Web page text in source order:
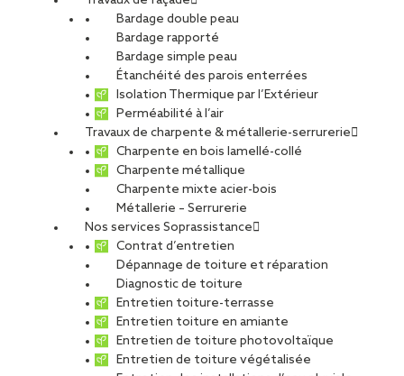
Bardage double peau
Bardage rapporté
Bardage simple peau
Étanchéité des parois enterrées
Isolation Thermique par l’Extérieur
Perméabilité à l’air
Travaux de charpente & métallerie-serrurerie
Charpente en bois lamellé-collé
Charpente métallique
Charpente mixte acier-bois
Métallerie – Serrurerie
Nos services Soprassistance
Contrat d’entretien
Dépannage de toiture et réparation
Diagnostic de toiture
Entretien toiture-terrasse
Entretien toiture en amiante
Entretien de toiture photovoltaïque
Entretien de toiture végétalisée
Panoramique des
Dômes
PARTAGER
Carte d'identité du chantier
Étanchéité/Végétalisation
Orcines
Clermont-Ferrand
Maître d’ouvrage :Conseil Général du Puy-de-Dôme
Maître d’oeuvre :DHA Architectes
Entreprise générale :Eiffage